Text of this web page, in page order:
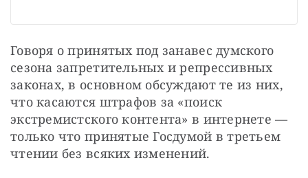
Говоря о принятых под занавес думского
сезона запретительных и репрессивных
законах, в основном обсуждают те из них,
что касаются штрафов за «поиск
экстремистского контента» в интернете —
только что принятые Госдумой в третьем
чтении без всяких изменений.